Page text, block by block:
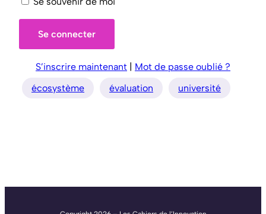
S’inscrire maintenant | Mot de passe oublié ?
écosystème
évaluation université